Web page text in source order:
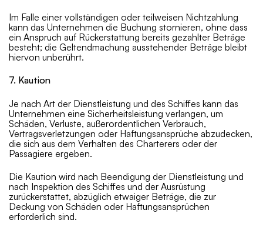
Im Falle einer vollständigen oder teilweisen Nichtzahlung
kann das Unternehmen die Buchung stornieren, ohne dass
ein Anspruch auf Rückerstattung bereits gezahlter Beträge
besteht; die Geltendmachung ausstehender Beträge bleibt
hiervon unberührt.
7. Kaution
Je nach Art der Dienstleistung und des Schiffes kann das
Unternehmen eine Sicherheitsleistung verlangen, um
Schäden, Verluste, außerordentlichen Verbrauch,
Vertragsverletzungen oder Haftungsansprüche abzudecken,
die sich aus dem Verhalten des Charterers oder der
Passagiere ergeben.
Die Kaution wird nach Beendigung der Dienstleistung und
nach Inspektion des Schiffes und der Ausrüstung
zurückerstattet, abzüglich etwaiger Beträge, die zur
Deckung von Schäden oder Haftungsansprüchen
erforderlich sind.